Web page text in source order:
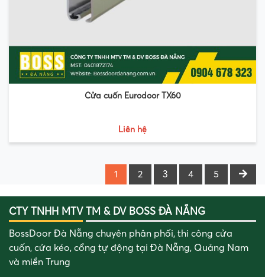
Cửa cuốn Eurodoor TX60
Liên hệ
1 2 3 4 5
CTY TNHH MTV TM & DV BOSS ĐÀ NẴNG
BossDoor Đà Nẵng chuyên phân phối, thi công cửa
cuốn, cửa kéo, cổng tự động tại Đà Nẵng, Quảng Nam
và miền Trung